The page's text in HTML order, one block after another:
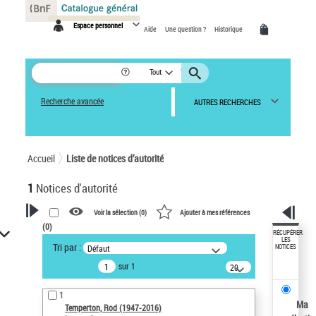
Espace personnel Aide Une question ? Historique
Tout
Recherche avancée AUTRES RECHERCHES
Accueil Liste de notices d’autorité
1 Notices d'autorité
VOTRE RECHERCHE
Recherche avancée dans les
notices d’autorité
Œuvres liées à l'auteur :
Temperton, Rod (1947-2016)
Voir la sélection (0) Ajouter à mes références
(0)
Tri par : Défaut
sur 1
20
résultats/page
1
Temperton, Rod (1947-2016)
RÉCUPÉRER
LES
NOTICES
Ma
Panneau de gestion des cookies